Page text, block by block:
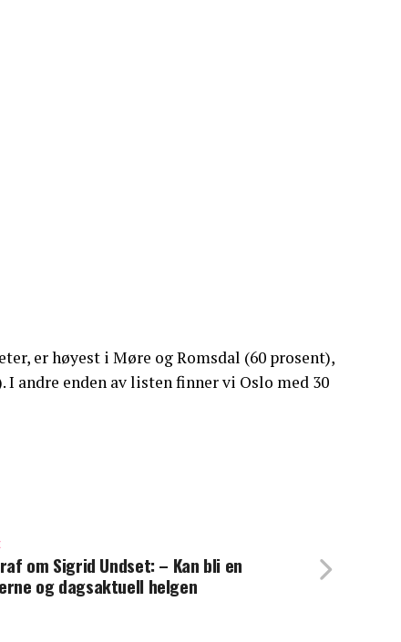
er høyest i Møre og Romsdal (60 prosent),
andre enden av listen finner vi Oslo med 30
om Sigrid Undset: – Kan bli en
og dagsaktuell helgen